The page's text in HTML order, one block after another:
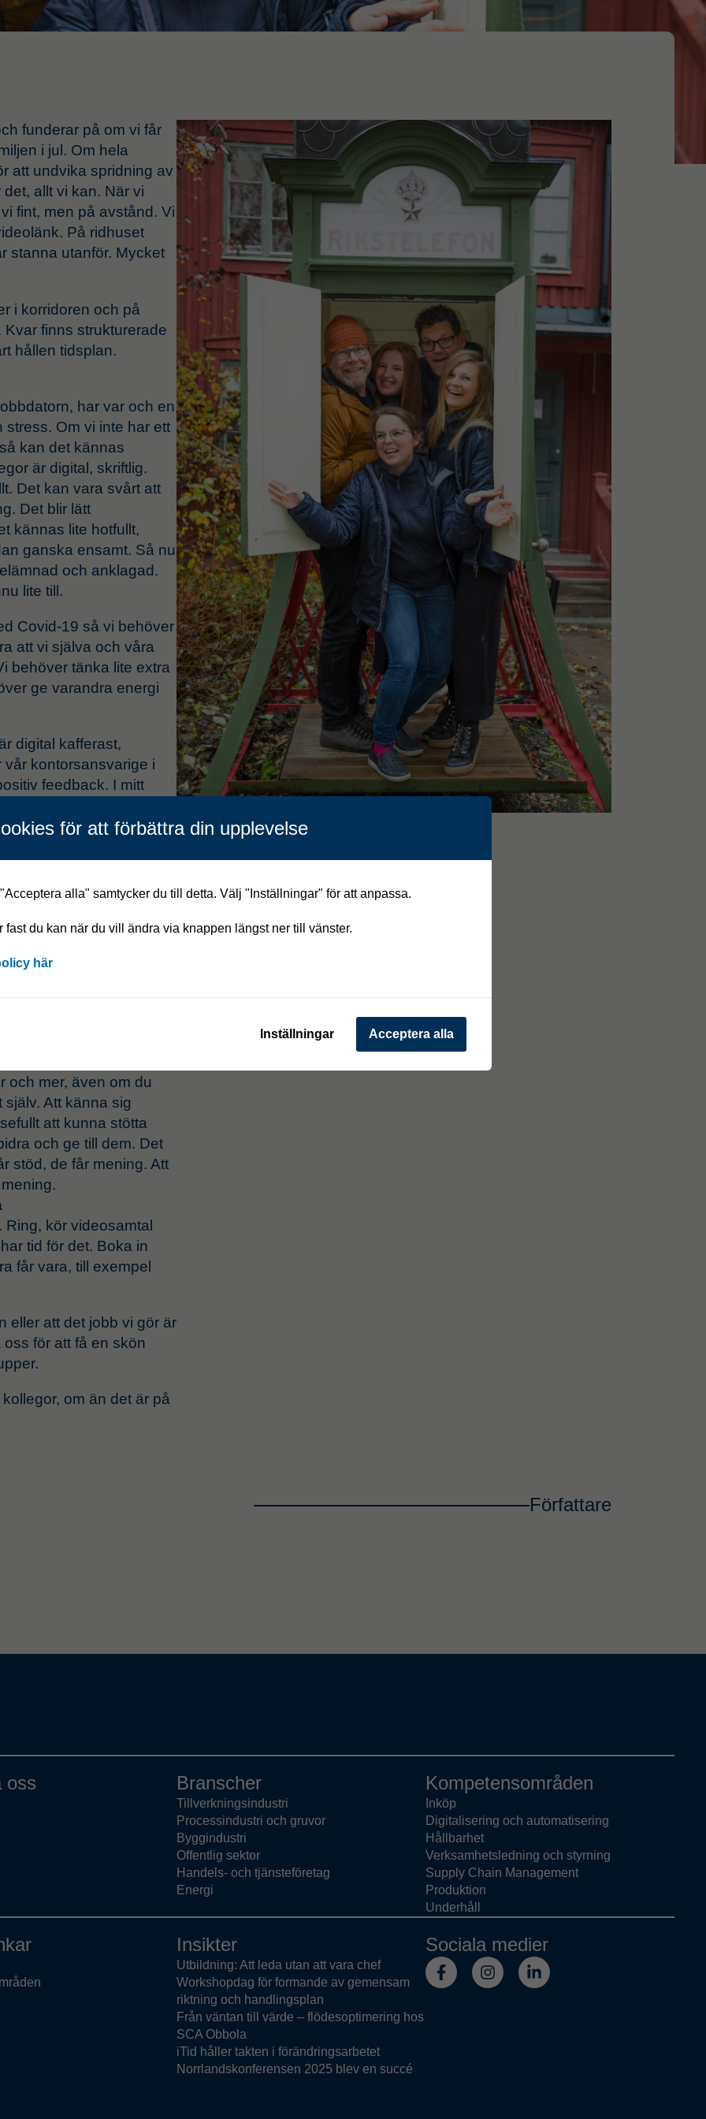
Layout​
Supply Chain Management
Affärssystem och integration
Leverantörsutveckling
Transportlogistik
Logistik
Affärsutveckling
funderar på om vi får
i jul. Om hela
att undvika spridning av
allt vi kan. När vi
fint, men på avstånd. Vi
På ridhuset
stanna utanför. Mycket
i korridoren och på
finns strukturerade
hållen tidsplan.
har var och en
stress. Om vi inte har ett
kan det kännas
är digital, skriftlig.
Det kan vara svårt att
Det blir lätt
kännas lite hotfullt,
ganska ensamt. Så nu
och anklagad.
lite till.
Covid-19 så vi behöver
att vi själva och våra
behöver tänka lite extra
ge varandra energi
digital kafferast,
kontorsansvarige i
feedback. I mitt
kommit fram till tre
skulle kunna dra nytta
snälla Emojis som
meddelanden, ha en
himmel och jord. Ha
på kollegorna kan du
kan finnas i vanliga
vanligt
och mer, även om du
Att känna sig
att kunna stötta
och ge till dem. Det
stöd, de får mening. Att
Ring, kör videosamtal
tid för det. Boka in
får vara, till exempel
eller att det jobb vi gör är
för att få en skön
om än det är på
Författare
oss Branscher
Tillverkningsindustri
Processindustri och gruvor
Byggindustri
Offentlig sektor
Handels- och tjänsteföretag
Energi
Kompetensområden
Inköp
Digitalisering och automatisering
Hållbarhet
Verksamhetsledning och styrning
Supply Chain Management
Produktion
Underhåll
Insikter
Utbildning: Att leda utan att vara chef
Workshopdag för formande av gemensam
riktning och handlingsplan
Från väntan till värde – flödesoptimering hos
SCA Obbola
iTid håller takten i förändringsarbetet
Norrlandskonferensen 2025 blev en succé
Sociala medier
för att förbättra din upplevelse
alla" samtycker du till detta. Välj "Inställningar" för att anpassa.
fast du kan när du vill ändra via knappen längst ner till vänster.
här
Inställningar Acceptera alla